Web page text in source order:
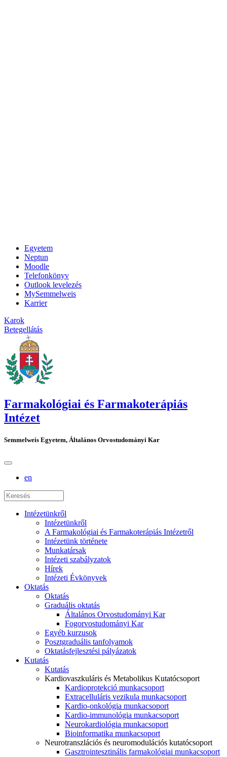
Egyetem
Neptun
Moodle
Telefonkönyv
Outlook levelezés
MySemmelweis
Karrier
Karok
Betegellátás
Farmakológiai és Farmakoterápiás
Intézet
Semmelweis Egyetem, Általános Orvostudományi Kar
en
Intézetünkről
Intézetünkről
A Farmakológiai és Farmakoterápiás Intézetről
Intézetünk története
Munkatársak
Intézeti szabályzatok
Hírek
Intézeti Évkönyvek
Oktatás
Oktatás
Graduális oktatás
Általános Orvostudományi Kar
Fogorvostudományi Kar
Egyéb kurzusok
Posztgraduális tanfolyamok
Oktatásfejlesztési pályázatok
Kutatás
Kutatás
Kardiovaszkuláris és Metabolikus Kutatócsoport
Kardioprotekció munkacsoport
Extracelluláris vezikula munkacsoport
Kardio-onkológia munkacsoport
Kardio-immunológia munkacsoport
Neurokardiológia munkacsoport
Bioinformatika munkacsoport
Neurotranszlációs és neuromodulációs kutatócsoport
Gasztrointesztinális farmakológiai munkacsoport